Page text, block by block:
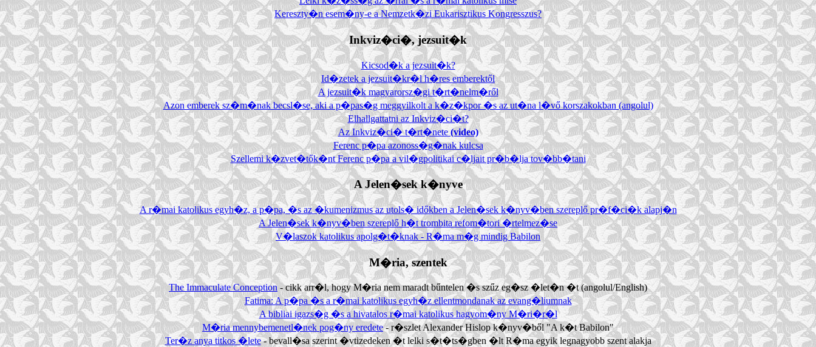
Kereszty�n esem�ny-e a Nemzetk�zi Eukarisztikus Kongresszus?
Inkviz�ci�, jezsuit�k
Kicsod�k a jezsuit�k?
Id�zetek a jezsuit�kr�l h�res emberektől
A jezsuit�k magyarorsz�gi t�rt�nelm�ről
Azon emberek sz�m�nak becsl�se, aki a p�pas�g meggyilkolt a k�z�kpor �s az ut�na l�vő korszakokban (angolul)
Elhallgattatni az Inkviz�ci�t?
Az Inkviz�ci� t�rt�nete(video)
Ferenc p�pa azonoss�g�nak kulcsa
Szellemi k�zvet�tők�nt Ferenc p�pa a vil�gpolitikai c�ljait pr�b�lja tov�bb�tani
A Jelen�sek k�nyve
A r�mai katolikus egyh�z, a p�pa, �s az �kumenizmus az utols� időkben a Jelen�sek k�nyv�ben szereplő pr�f�ci�k alapj�n
A Jelen�sek k�nyv�ben szereplő h�t trombita refom�tori �rtelmez�se
V�laszok katolikus apolg�t�knak - R�ma m�g mindig Babilon
M�ria, szentek
The Immaculate Conception - cikk arr�l, hogy M�ria nem maradt bűntelen �s szűz eg�sz �let�n �t (angolul/English)
Fatima: A p�pa �s a r�mai katolikus egyh�z ellentmondanak az evang�liumnak
A bibliai igazs�g �s a hivatalos r�mai katolikus hagyom�ny M�ri�r�l
M�ria mennybemenetl�nek pog�ny eredete- r�szlet Alexander Hislop k�nyv�ből "A k�t Babilon"
Ter�z anya titkos �lete- bevall�sa szerint �vtizedeken �t lelki s�t�ts�gben �lt R�ma egyik legnagyobb szent alakja